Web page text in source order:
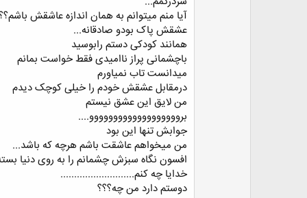
آیا منم میتوانم به همان اندازه عاشقش
عشقش پاک بودو صادقانه...
همانند کودکی دستم رابوسید
باچشمانی پراز ناامیدی فقط خواست بمانم
میدانست تاب نمیاورم
درمقابل عشقش خودم را خیلی کوچک دیدم
من لایق این عشق نیستم
برووووووووووووووووووو....
جوابش تنها این بود
من میخواهم عاشقت باشم هرچه که باشد...
افسون نگاه سبزش چشمانم را به روی دنیا
خدایا چه کنم...........................
دوستم دارد من چه؟؟؟